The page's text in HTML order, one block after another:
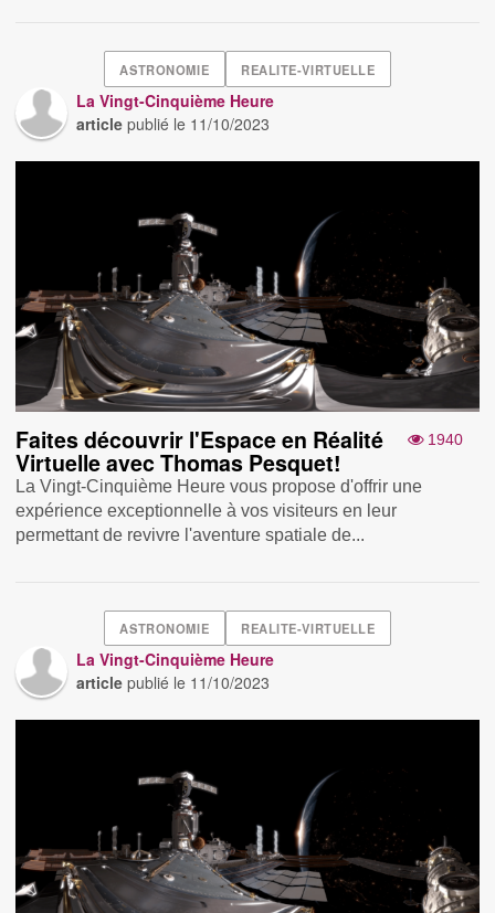
ASTRONOMIE REALITE-VIRTUELLE
La Vingt-Cinquième Heure
article publié le 11/10/2023
1940
Faites découvrir l'Espace en Réalité
Virtuelle avec Thomas Pesquet!
La Vingt-Cinquième Heure vous propose d'offrir une
expérience exceptionnelle à vos visiteurs en leur
permettant de revivre l'aventure spatiale de...
ASTRONOMIE REALITE-VIRTUELLE
La Vingt-Cinquième Heure
article publié le 11/10/2023